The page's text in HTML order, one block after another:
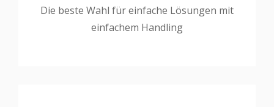
Die beste Wahl für einfache Lösungen mit
einfachem Handling